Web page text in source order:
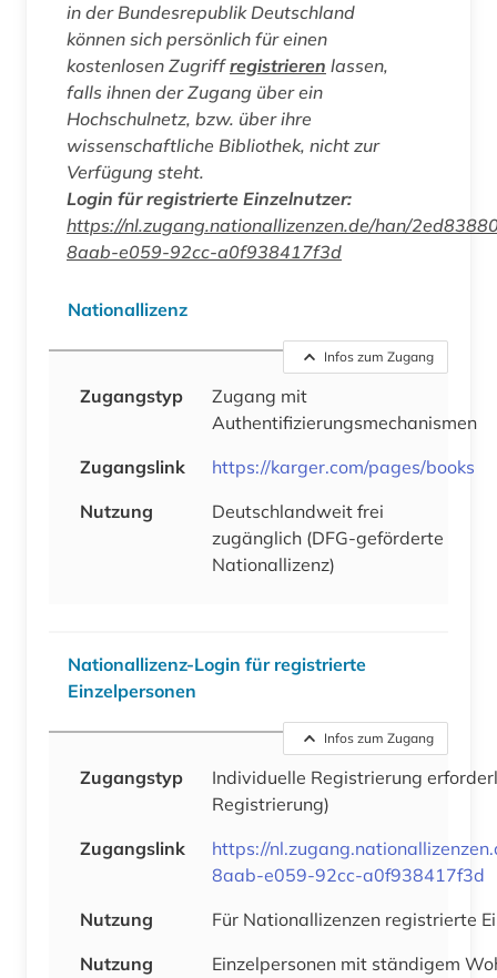
in der Bundesrepublik Deutschland
können sich persönlich für einen
kostenlosen Zugriffregistrieren lassen,
falls ihnen der Zugang über ein
Hochschulnetz, bzw. über ihre
wissenschaftliche Bibliothek, nicht zur
Verfügung steht.
Login für registrierte Einzelnutzer:
https://nl.zugang.nationallizenzen.de/han/
8aab-e059-92cc-a0f938417f3d
Nationallizenz
Infos zum Zugang
Zugangstyp
Zugang mit
Authentifizierungsmechanismen
Zugangslink
https://karger.com/pages/books
Nutzung
Deutschlandweit frei
zugänglich (DFG-geförderte
Nationallizenz)
Nationallizenz-Login für registrierte
Einzelpersonen
Infos zum Zugang
Zugangstyp
Individuelle Registrierung
Registrierung)
Zugangslink
https://
8aab-e059-92cc-a0f938417f3d
Nutzung
Für Nationallizenzen registrierte
Nutzung
Einzelpersonen mit ständigem